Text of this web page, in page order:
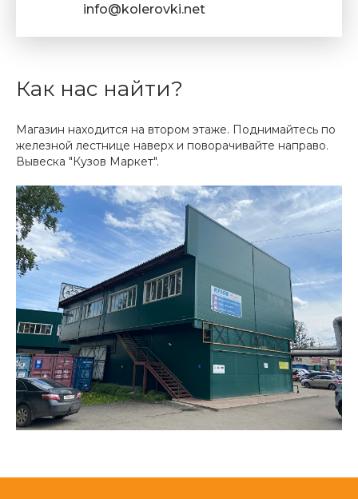
info@kolerovki.net
Как нас найти?
Магазин находится на втором этаже. Поднимайтесь по
железной лестнице наверх и поворачивайте направо.
Вывеска "Кузов Маркет".